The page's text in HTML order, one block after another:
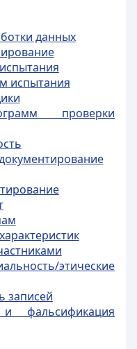
данных
испытания
проверки
этические
записей
фальсификация